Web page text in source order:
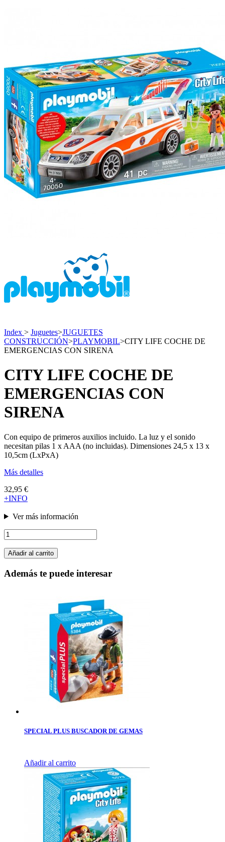
Index > Juguetes>JUGUETES
CONSTRUCCIÓN>PLAYMOBIL>CITY LIFE COCHE DE
EMERGENCIAS CON SIRENA
CITY LIFE COCHE DE
EMERGENCIAS CON
SIRENA
Con equipo de primeros auxilios incluido. La luz y el sonido
necesitan pilas 1 x AAA (no incluidas). Dimensiones 24,5 x 13 x
10,5cm (LxPxA)
Más detalles
32,95 €
+INFO
Ver más información
Añadir al carrito
Además te puede interesar
SPECIAL PLUS BUSCADOR DE GEMAS
Añadir al carrito